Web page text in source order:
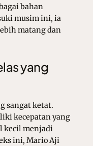
bahan
musim ini, ia
matang dan
yang
sangat ketat.
kecepatan yang
kecil menjadi
ini, Mario Aji